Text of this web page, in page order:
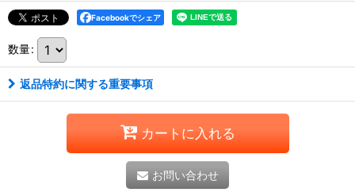
Facebookでシェア
数量:
返品特約に関する重要事項
カートに入れる
お問い合わせ